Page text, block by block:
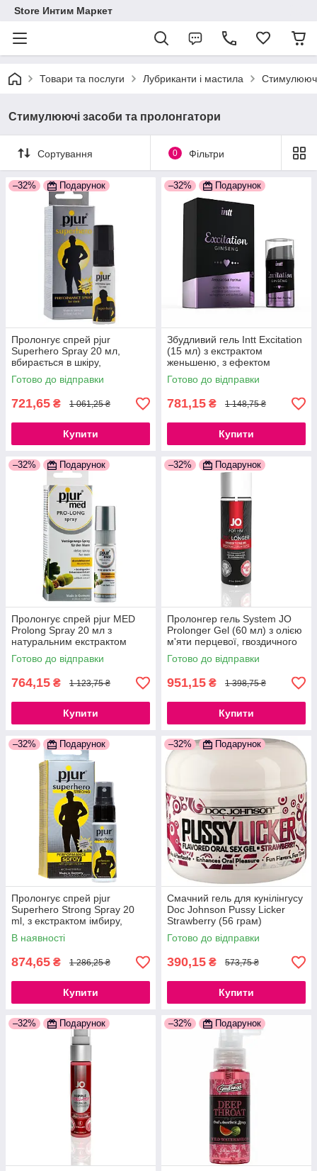
Store Интим Маркет
Товари та послуги Лубриканти і мастила
Стимулюючі засоби та пролонгатори
Сортування 0 Фільтри
–32% Подарунок
Пролонгує спрей pjur
Superhero Spray 20 мл,
вбирається в шкіру,
натуральні компоненти
777Store.com.ua
Готово до відправки
721,65 ₴ 1 061,25 ₴
Купити
–32% Подарунок
Збудливий гель Intt Excitation
(15 мл) з екстрактом
женьшеню, з ефектом
вібрації 777Store.com.ua
Готово до відправки
781,15 ₴ 1 148,75 ₴
Купити
–32% Подарунок
Пролонгує спрей pjur MED
Prolong Spray 20 мл з
натуральним екстрактом
дубової кори і пантенолом
777Store.com.ua
Готово до відправки
764,15 ₴ 1 123,75 ₴
Купити
–32% Подарунок
Пролонгер гель System JO
Prolonger Gel (60 мл) з олією
м'яти перцевої, гвоздичного
перцю і пачулі
777Store.com.ua
Готово до відправки
951,15 ₴ 1 398,75 ₴
Купити
–32% Подарунок
Пролонгує спрей pjur
Superhero Strong Spray 20
ml, з екстрактом імбиру,
вбирається в шкіру
777Store.com.ua
В наявності
874,65 ₴ 1 286,25 ₴
Купити
–32% Подарунок
Смачний гель для кунілінгусу
Doc Johnson Pussy Licker
Strawberry (56 грам)
777Store.com.ua
Готово до відправки
390,15 ₴ 573,75 ₴
Купити
–32% Подарунок –32% Подарунок